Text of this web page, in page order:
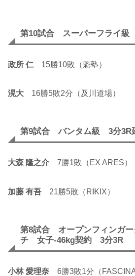
第10試合 スーパーフライ級
政所 仁 15勝10敗（魁塾）
滉大 16勝5敗2分（及川道場）
第9試合 バンタム級 3分3R
大森 隆之介 7勝1敗（EX ARES）
加藤 有吾 21勝5敗（RIKIX）
第8試合 オープンフィンガー
チ 女子-46kg契約 3分3R
小林 愛理奈 6勝3敗1分（